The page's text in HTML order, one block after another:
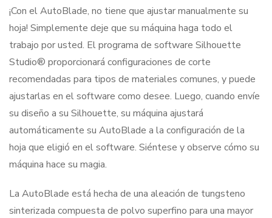
¡Con el AutoBlade, no tiene que ajustar manualmente su
hoja! Simplemente deje que su máquina haga todo el
trabajo por usted. El programa de software Silhouette
Studio® proporcionará configuraciones de corte
recomendadas para tipos de materiales comunes, y puede
ajustarlas en el software como desee. Luego, cuando envíe
su diseño a su Silhouette, su máquina ajustará
automáticamente su AutoBlade a la configuración de la
hoja que eligió en el software. Siéntese y observe cómo su
máquina hace su magia.
La AutoBlade está hecha de una aleación de tungsteno
sinterizada compuesta de polvo superfino para una mayor